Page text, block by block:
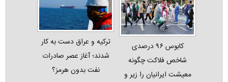
کابوس ۹۶ درصدی
شاخص فلاکت چگونه
معیشت ایرانیان را زیر و
ترکیه و عراق دست به کار
شدند؛ آغاز عصر صادرات
نفت بدون هرمز؟